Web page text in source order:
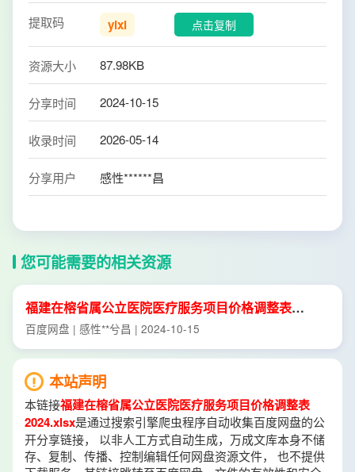
提取码 yixi 点击复制
资源大小 87.98KB
分享时间 2024-10-15
收录时间 2026-05-14
分享用户 感性******昌
您可能需要的相关资源
福建在榕省属公立医院医疗服务项目价格调整表
2024.xlsx
百度网盘 | 感性**兮昌 | 2024-10-15
本站声明
本链接福建在榕省属公立医院医疗服务项目价格调整表
2024.xlsx是通过搜索引擎爬虫程序自动收集百度网盘的公
开分享链接， 以非人工方式自动生成，万成文库本身不储
存、复制、传播、控制编辑任何网盘资源文件， 也不提供